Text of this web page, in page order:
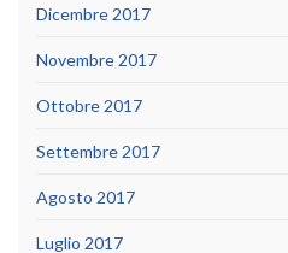
Dicembre 2017
Novembre 2017
Ottobre 2017
Settembre 2017
Agosto 2017
Luglio 2017